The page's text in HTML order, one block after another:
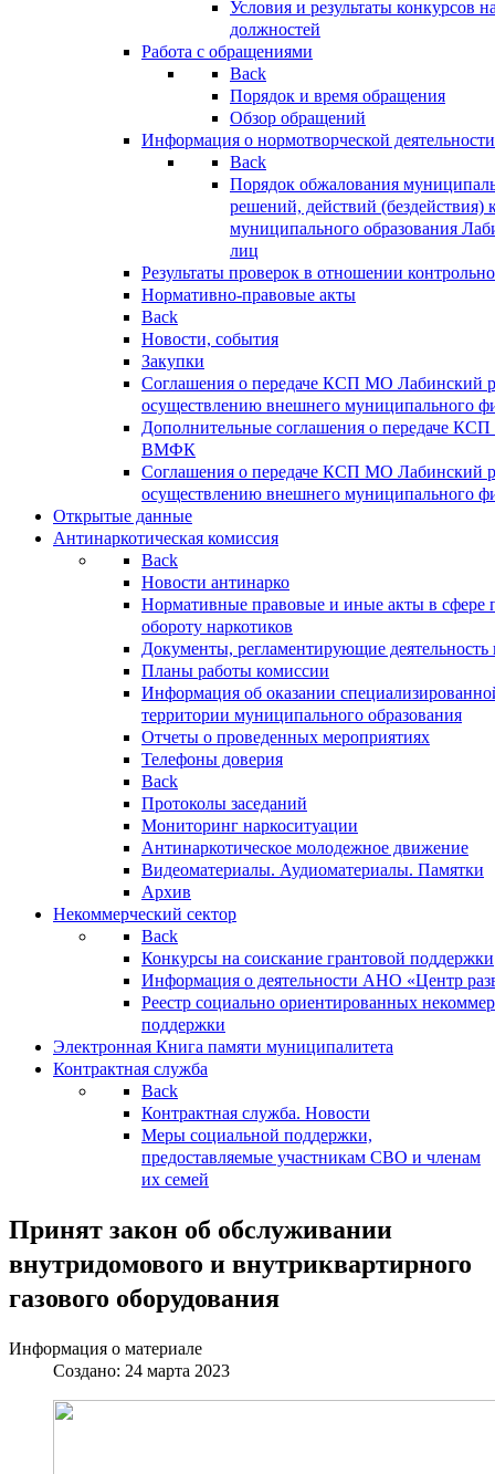
Условия и результаты конкурсов
должностей
Работа с обращениями
Back
Порядок и время обращения
Обзор обращений
Информация о нормотворческой деятельности
Back
Порядок обжалования
решений, действий (бездействия)
муниципального образования
лиц
Результаты проверок в отношении
Нормативно-правовые акты
Back
Новости, события
Закупки
Соглашения о передаче КСП МО Лабинский
осуществлению внешнего муниципального
Дополнительные соглашения о передаче
ВМФК
Соглашения о передаче КСП МО Лабинский
осуществлению внешнего муниципального
Открытые данные
Антинаркотическая комиссия
Back
Новости антинарко
Нормативные правовые и иные акты в сфере
обороту наркотиков
Документы, регламентирующие деятельность
Планы работы комиссии
Информация об оказании
территории муниципального образования
Отчеты о проведенных мероприятиях
Телефоны доверия
Back
Протоколы заседаний
Мониторинг наркоситуации
Антинаркотическое молодежное движение
Видеоматериалы. Аудиоматериалы. Памятки
Архив
Некоммерческий сектор
Back
Конкурсы на соискание грантовой поддержки
Информация о деятельности АНО «Центр
Реестр социально ориентированных
поддержки
Электронная Книга памяти муниципалитета
Контрактная служба
Back
Контрактная служба. Новости
Меры социальной поддержки,
предоставляемые участникам СВО и членам
их семей
Принят закон об обслуживании
внутридомового и внутриквартирного
газового оборудования
Информация о материале
Создано: 24 марта 2023